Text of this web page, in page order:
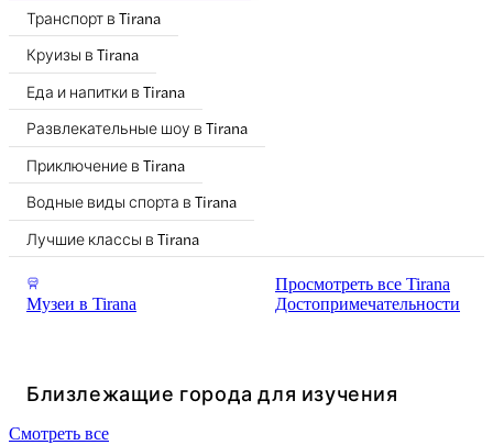
Транспорт в Tirana
Круизы в Tirana
Еда и напитки в Tirana
Развлекательные шоу в Tirana
Приключение в Tirana
Водные виды спорта в Tirana
Лучшие классы в Tirana
Музеи в Tirana
Просмотреть все Tirana
Достопримечательности
Близлежащие города для изучения
Смотреть все